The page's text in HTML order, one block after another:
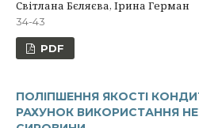
Світлана Бєляєва, Ірина Герман
34-43
PDF
ПОЛІПШЕННЯ ЯКОСТІ
РАХУНОК ВИКОРИСТАННЯ